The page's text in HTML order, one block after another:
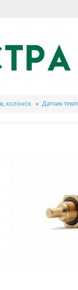
колонок Датчик